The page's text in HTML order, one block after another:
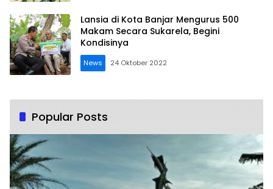
Lansia di Kota Banjar Mengurus 500
Makam Secara Sukarela, Begini
Kondisinya
News 24 Oktober 2022
Popular Posts